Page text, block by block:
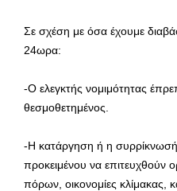
Σε σχέση με όσα έχουμε
24ωρα:
-Ο ελεγκτής νομιμότητας
θεσμοθετημένος.
-Η κατάργηση ή η συρρίκνωσή
προκειμένου να επιτευχθούν
πόρων, οικονομίες κλίμακας,